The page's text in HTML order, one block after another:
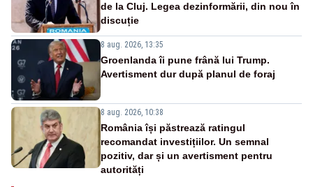
de la Cluj. Legea dezinformării, din nou în
discuție
8 aug. 2026, 13:35
Groenlanda îi pune frână lui Trump.
Avertisment dur după planul de foraj
8 aug. 2026, 10:38
România își păstrează ratingul
recomandat investițiilor. Un semnal
pozitiv, dar și un avertisment pentru
autorități